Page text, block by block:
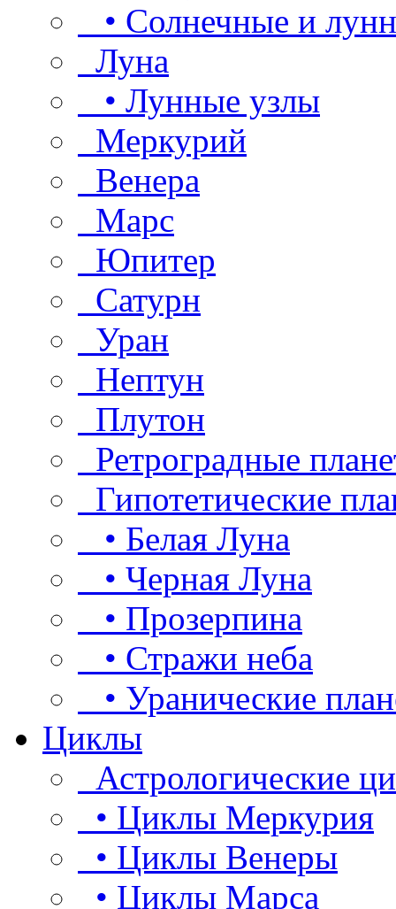
• Солнечные и
Луна
• Лунные узлы
Меркурий
Венера
Марс
Юпитер
Сатурн
Уран
Нептун
Плутон
Ретроградные
Гипотетические
• Белая Луна
• Черная Луна
• Прозерпина
• Стражи неба
• Уранические
Циклы
Астрологические
• Циклы Меркурия
• Циклы Венеры
• Циклы Марса